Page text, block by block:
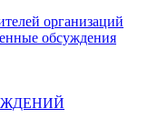
организаций
обсуждения